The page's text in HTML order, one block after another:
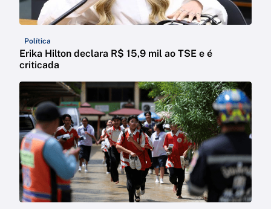
Política
Erika Hilton declara R$ 15,9 mil ao TSE e é
criticada